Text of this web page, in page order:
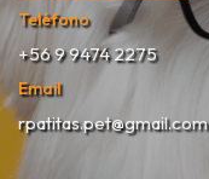
Teléfono
+56 9 9474 2275
Email
rpatitas.pet@gmail.com